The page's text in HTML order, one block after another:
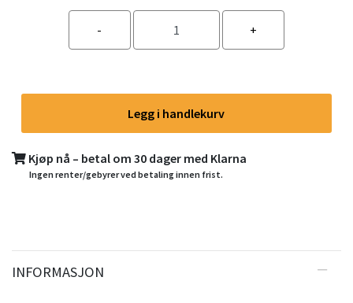
Legg i handlekurv
Kjøp nå – betal om 30 dager med Klarna
Ingen renter/gebyrer ved betaling innen frist.
INFORMASJON